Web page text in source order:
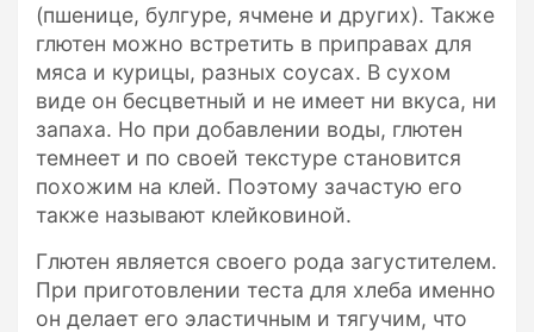
(пшенице, булгуре, ячмене и других). Также
глютен можно встретить в приправах для
мяса и курицы, разных соусах. В сухом
виде он бесцветный и не имеет ни вкуса, ни
запаха. Но при добавлении воды, глютен
темнеет и по своей текстуре становится
похожим на клей. Поэтому зачастую его
также называют клейковиной.
Глютен является своего рода загустителем.
При приготовлении теста для хлеба именно
он делает его эластичным и тягучим, что